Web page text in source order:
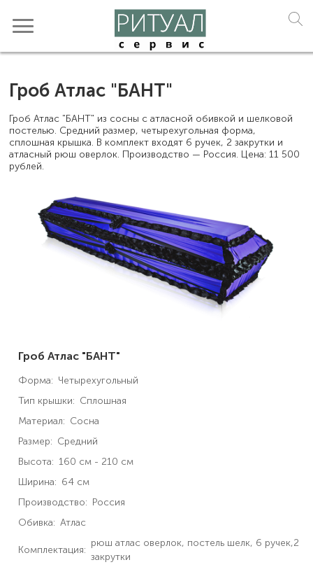
Гроб Атлас "БАНТ"
Гроб Атлас "БАНТ" из сосны с атласной обивкой и шелковой
постелью. Средний размер, четырехугольная форма,
сплошная крышка. В комплект входят 6 ручек, 2 закрутки и
атласный рюш оверлок. Производство — Россия. Цена: 11 500
рублей.
Гроб Атлас "БАНТ"
Форма: Четырехугольный
Тип крышки: Сплошная
Материал: Сосна
Размер: Средний
Высота: 160 см - 210 см
Ширина: 64 см
Производство: Россия
Обивка: Атлас
Комплектация:
рюш атлас оверлок, постель шелк, 6 ручек,2
закрутки